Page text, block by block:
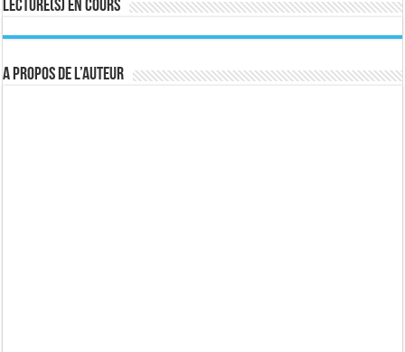
Lecture(s) en cours
A propos de l’auteur